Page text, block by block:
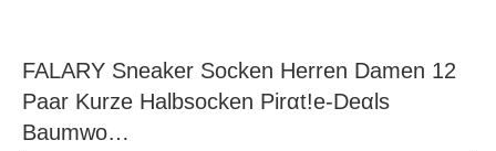
FALARY Sneaker Socken Herren Damen 12
Paar Kurze Halbsocken Pirαt!е-Dеαls
Baumwo…